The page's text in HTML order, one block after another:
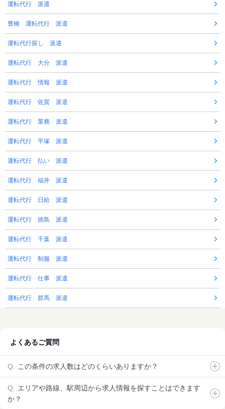
運転代行 派遣
豊橋 運転代行 派遣
運転代行探し 派遣
運転代行 大分 派遣
運転代行 情報 派遣
運転代行 佐賀 派遣
運転代行 業務 派遣
運転代行 平塚 派遣
運転代行 払い 派遣
運転代行 福井 派遣
運転代行 日給 派遣
運転代行 徳島 派遣
運転代行 千葉 派遣
運転代行 制服 派遣
運転代行 仕事 派遣
運転代行 群馬 派遣
よくあるご質問
この条件の求人数はどのくらいありますか？
エリアや路線、駅周辺から求人情報を探すことはできます
か？